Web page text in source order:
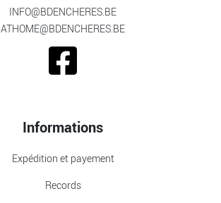
INFO@BDENCHERES.BE
ATHOME@BDENCHERES.BE
Informations
Expédition et payement
Records